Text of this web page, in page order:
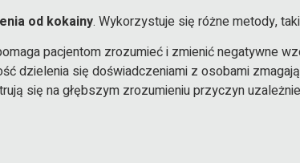
od kokainy. Wykorzystuje się różne metody,
pacjentom zrozumieć i zmienić negatywne
dzielenia się doświadczeniami z osobami
się na głębszym zrozumieniu przyczyn